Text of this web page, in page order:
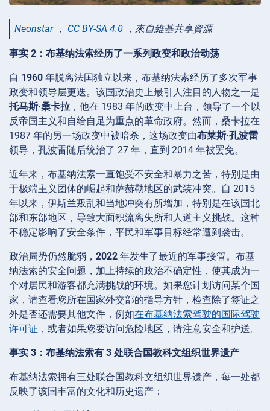
Neonstar， CC BY-SA 4.0 ，來自維基共享資源
事实 2：布基纳法索经历了一系列政变和政治动荡
自 1960 年脱离法国独立以来，布基纳法索经历了多次军事
政变和领导层更迭。该国政治史上最引人注目的人物之一是
托马斯·桑卡拉 ，他在 1983 年的政变中上台，领导了一个以
反帝国主义和自给自足为重点的革命政府。然而，桑卡拉在
1987 年的另一场政变中被暗杀，这场政变由布莱斯·孔波雷
领导，孔波雷随后统治了 27 年，直到 2014 年被罢免。
近年来，布基纳法索一直饱受不安全和暴力之苦，特别是由
于极端主义团体的崛起和萨赫勒地区的武装冲突。自 2015
年以来，伊斯兰叛乱和当地冲突有所增加，特别是在该国北
部和东部地区，导致大面积流离失所和人道主义挑战。这种
不稳定影响了安全条件，平民和军事目标经常遭到袭击。
政治局势仍然脆弱， 2022 年发生了最近的军事接管。布基
纳法索的安全问题，加上持续的政治不确定性，使其成为一
个对居民和游客都充满挑战的环境。如果您计划访问某个国
家，请查看您所在国家外交部的指导方针，检查除了签证之
外是否还需要其他文件，例如在布基纳法索驾驶的国际驾驶
许可证 ，或者如果您要访问危险地区，请注意安全和护送。
事实 3：布基纳法索有 3 处联合国教科文组织世界遗产
布基纳法索拥有三处联合国教科文组织世界遗产，每一处都
反映了该国丰富的文化和历史遗产：